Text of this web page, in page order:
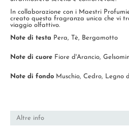
In collaborazione con i Maestri
creato questa fragranza unica che vi
viaggio olfattivo.
Note di testa Pera, Tè, Bergamotto
Note di cuore Fiore d'Arancio,
Note di fondo Muschio, Cedro, Legno
Altre info